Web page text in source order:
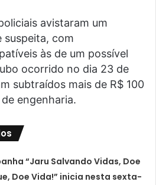
avistaram um
suspeita, com
às de um possível
ocorrido no dia 23 de
subtraídos mais de R$ 100
engenharia.
“Jaru Salvando Vidas, Doe
Doe Vida!” inicia nesta sexta-